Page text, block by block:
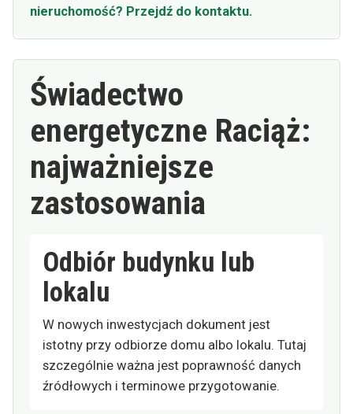
nieruchomość? Przejdź do kontaktu.
Świadectwo
energetyczne Raciąż:
najważniejsze
zastosowania
Odbiór budynku lub
lokalu
W nowych inwestycjach dokument jest
istotny przy odbiorze domu albo lokalu. Tutaj
szczególnie ważna jest poprawność danych
źródłowych i terminowe przygotowanie.